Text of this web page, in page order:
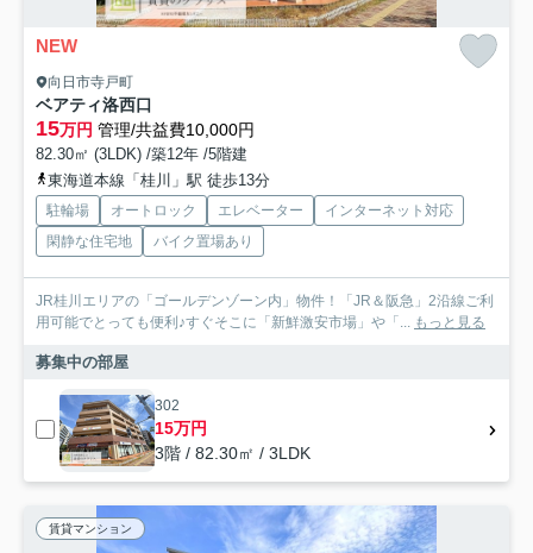
NEW
向日市寺戸町
ベアティ洛西口
15万円 管理/共益費10,000円
82.30㎡ (3LDK) /築12年 /5階建
東海道本線「桂川」駅 徒歩13分
駐輪場 オートロック エレベーター
インターネット対応
閑静な住宅地
バイク置場あり
JR桂川エリアの「ゴールデンゾーン内」物件！「JR＆阪急」2沿線ご利
用可能でとっても便利♪すぐそこに「新鮮激安市場」や「...
もっと見る
募集中の部屋
302
15万円
3階 / 82.30㎡ / 3LDK
賃貸マンション